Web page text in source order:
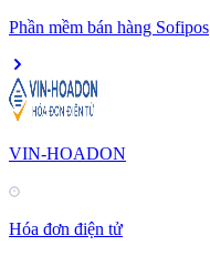
Phần mềm bán hàng Sofipos
VIN-HOADON
Hóa đơn điện tử